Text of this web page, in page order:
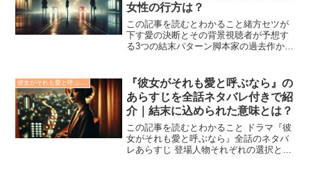
女性の行方は？
この記事を読むとわかること緒方セツが
下す愛の決断とその背景視聴者が予想す
る3つの結末パターン脚本家の過去作から
人の女性・緒方セツが、3人の異なる“愛
の形”を持つ男性と...
『彼女がそれも愛と呼ぶなら』の
あらすじを全話ネタバレ付きで紹
介｜結末に込められた意味とは？
この記事を読むとわかること ドラマ『彼
女がそれも愛と呼ぶなら』全話のネタバ
レあらすじ 登場人物それぞれの選択と心